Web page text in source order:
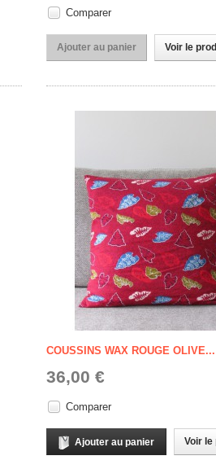
Comparer
Ajouter au panier Voir le
COUSSINS WAX ROUGE OLIVE...
36,00 €
Comparer
Ajouter au panier Voir le